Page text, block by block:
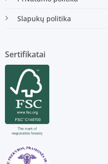
Slapukų politika
Sertifikatai